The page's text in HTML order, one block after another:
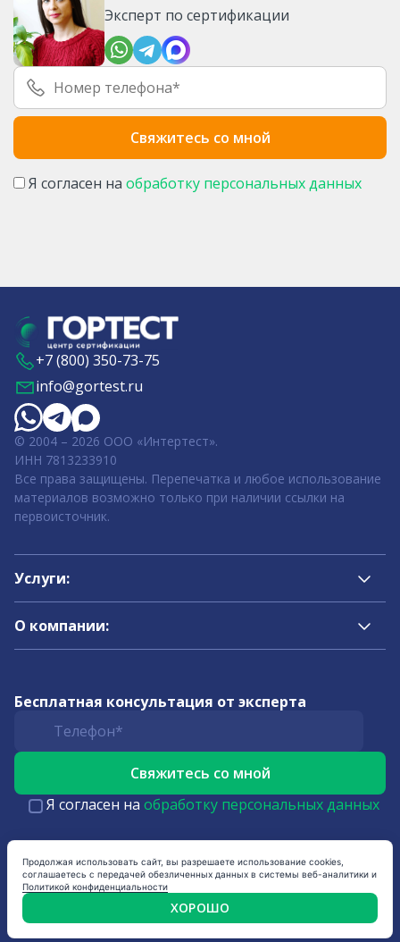
Эксперт по сертификации
Я согласен на обработку персональных данных
+7 (800) 350-73-75
info@gortest.ru
© 2004 – 2026 ООО «Интертест».
ИНН 7813233910
Все права защищены. Перепечатка и любое использование
материалов возможно только при наличии ссылки на
первоисточник.
Услуги:
О компании:
Бесплатная консультация от эксперта
Я согласен на обработку персональных данных
Продолжая использовать сайт, вы разрешаете использование cookies,
соглашаетесь с передачей обезличенных данных в системы веб-аналитики и
Политикой конфиденциальности
ХОРОШО